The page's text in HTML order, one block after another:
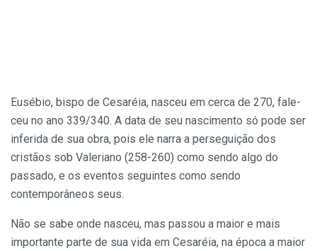
Eusébio, bispo de Cesaréia, nasceu em cerca de 270, fale­
ceu no ano 339/340. A data de seu nascimento só pode ser
inferida de sua obra, pois ele narra a perseguição dos
cristãos sob Valeriano (258-260) como sendo algo do
passado, e os even­tos seguintes como sendo
contemporâneos seus.
Não se sabe onde nasceu, mas passou a maior e mais
impor­tante parte de sua vida em Cesaréia, na época a maior